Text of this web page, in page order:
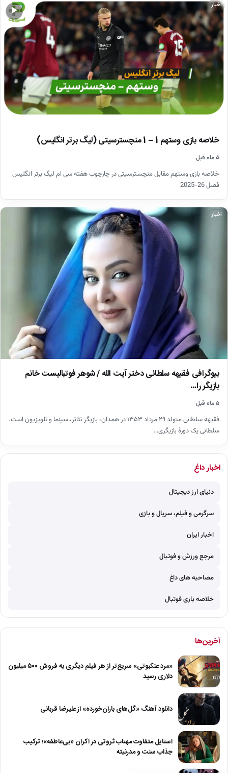
▶
اخبار
خلاصه بازی وستهم 1 – 1 منچسترسیتی (لیگ برتر انگلیس)
۵ ماه قبل
خلاصه بازی وستهم مقابل منچسترسیتی در چارچوب هفته سی ام لیگ برتر انگلیس
فصل 26-2025
اخبار
بیوگرافی فقیهه سلطانی دختر آیت الله / شوهر فوتبالیست خانم
بازیگر را…
۵ ماه قبل
فقیهه سلطانی متولد ۲۹ مرداد ۱۳۵۳ در همدان، بازیگر تئاتر، سینما و تلویزیون است.
سلطانی یک دورهٔ بازیگری…
اخبار داغ
دنیای ارز دیجیتال
سرگرمی و فیلم، سریال و بازی
اخبار ایران
مرجع ورزش و فوتبال
مصاحبه های داغ
خلاصه بازی فوتبال
آخرین‌ها
«مرد عنکبوتی» سریع‌تر از هر فیلم دیگری به فروش ۵۰۰ میلیون
دلاری رسید
دانلود آهنگ «گل‌های باران‌خورده» از علیرضا قربانی
استایل متفاوت مهتاب ثروتی در اکران «بی‌عاطفه»؛ ترکیب
جذاب سنت و مدرنیته